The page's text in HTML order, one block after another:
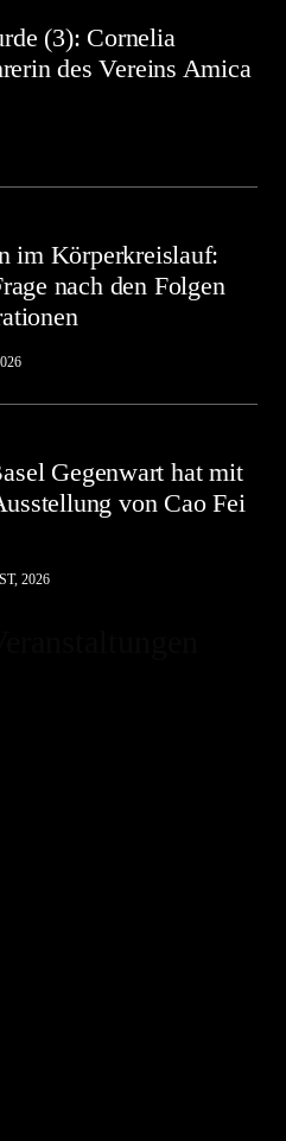
(3): Cornelia
des Vereins Amica
im Körperkreislauf:
nach den Folgen
Gegenwart hat mit
von Cao Fei
2026